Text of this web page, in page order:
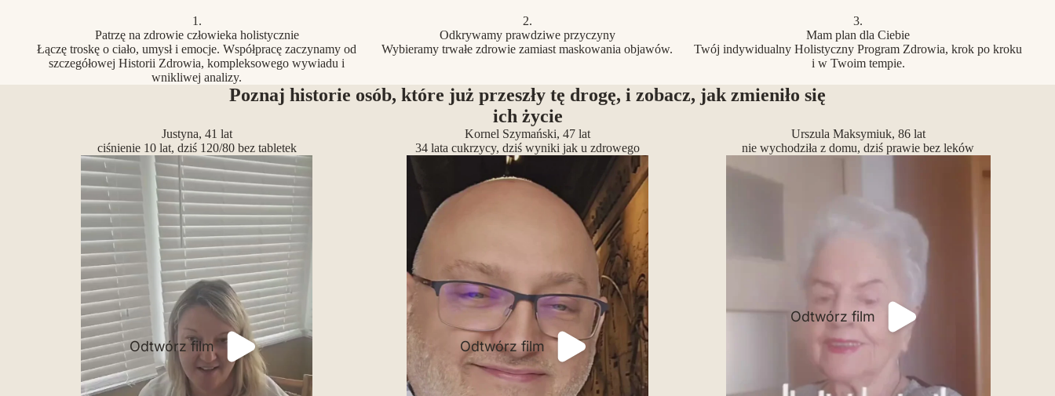
1.
Patrzę na zdrowie człowieka holistycznie
Łączę troskę o ciało, umysł i emocje. Współpracę zaczynamy od
szczegółowej Historii Zdrowia, kompleksowego wywiadu i
wnikliwej analizy.
2.
Odkrywamy prawdziwe przyczyny
Wybieramy trwałe zdrowie zamiast maskowania objawów.
3.
Mam plan dla Ciebie
Twój indywidualny Holistyczny Program Zdrowia, krok po kroku
i w Twoim tempie.
Poznaj historie osób, które już przeszły tę drogę, i zobacz, jak zmieniło się
ich życie
Justyna, 41 lat
ciśnienie 10 lat, dziś 120/80 bez tabletek
Odtwórz film
Kornel Szymański, 47 lat
34 lata cukrzycy, dziś wyniki jak u zdrowego
Odtwórz film
Urszula Maksymiuk, 86 lat
nie wychodziła z domu, dziś prawie bez leków
Odtwórz film